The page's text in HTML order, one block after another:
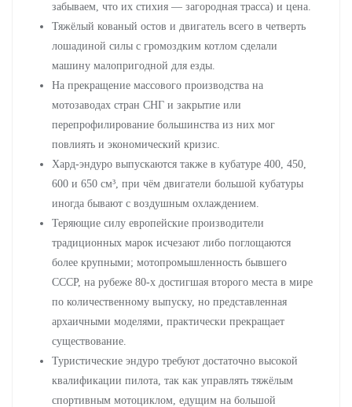
забываем, что их стихия — загородная трасса) и цена.
Тяжёлый кованый остов и двигатель всего в четверть
лошадиной силы с громоздким котлом сделали
машину малопригодной для езды.
На прекращение массового производства на
мотозаводах стран СНГ и закрытие или
перепрофилирование большинства из них мог
повлиять и экономический кризис.
Хард-эндуро выпускаются также в кубатуре 400, 450,
600 и 650 см³, при чём двигатели большой кубатуры
иногда бывают с воздушным охлаждением.
Теряющие силу европейские производители
традиционных марок исчезают либо поглощаются
более крупными; мотопромышленность бывшего
СССР, на рубеже 80-х достигшая второго места в мире
по количественному выпуску, но представленная
архаичными моделями, практически прекращает
существование.
Туристические эндуро требуют достаточно высокой
квалификации пилота, так как управлять тяжёлым
спортивным мотоциклом, едущим на большой